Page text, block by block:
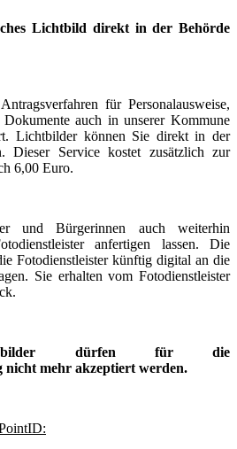
Lichtbild direkt in der Behörde
für Personalausweise,
auch in unserer Kommune
Lichtbilder können Sie direkt in der
Dieser Service kostet zusätzlich zur
6,00 Euro.
und Bürgerinnen auch weiterhin
anfertigen lassen. Die
Fotodienstleister künftig digital an die
Sie erhalten vom Fotodienstleister
dürfen für die
nicht mehr akzeptiert werden.